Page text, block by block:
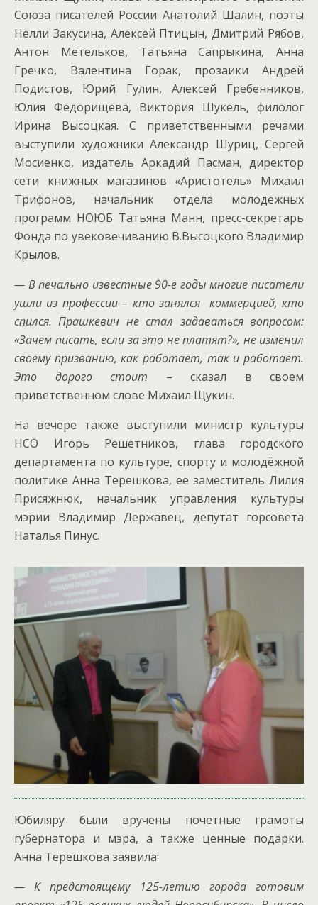
Союза писателей России Анатолий Шалин, поэты
Нелли Закусина, Алексей Птицын, Дмитрий Рябов,
Антон Метельков, Татьяна Сапрыкина, Анна
Гречко, Валентина Горак, прозаики Андрей
Подистов, Юрий Гулин, Алексей Гребенников,
Юлия Федорищева, Виктория Шукель, филолог
Ирина Высоцкая. С приветственными речами
выступили художники Александр Шуриц, Сергей
Мосиенко, издатель Аркадий Пасман, директор
сети книжных магазинов «Аристотель» Михаил
Трифонов, начальник отдела молодежных
программ НОЮБ Татьяна Манн, пресс-секретарь
Фонда по увековечиванию В.Высоцкого Владимир
Крылов.
— В печально известные 90-е годы многие писатели
ушли из профессии – кто занялся коммерцией, кто
спился. Прашкевич не стал задаваться вопросом:
«Зачем писать, если за это не платят?», не изменил
своему призванию, как работает, так и работает.
Это дорого стоит – сказал в своем
приветственном слове Михаил Щукин.
На вечере также выступили министр культуры
НСО Игорь Решетников, глава городского
департамента по культуре, спорту и молодёжной
политике Анна Терешкова, ее заместитель Лилия
Присяжнюк, начальник управления культуры
мэрии Владимир Державец, депутат горсовета
Наталья Пинус.
Юбиляру были вручены почетные грамоты
губернатора и мэра, а также ценные подарки.
Анна Терешкова заявила:
— К предстоящему 125-летию города готовим